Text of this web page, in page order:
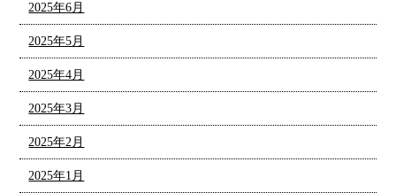
2025年6月
2025年5月
2025年4月
2025年3月
2025年2月
2025年1月